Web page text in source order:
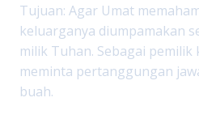
Tujuan: Agar Umat
keluarganya diumpamakan
milik Tuhan. Sebagai
meminta pertanggungan
buah.